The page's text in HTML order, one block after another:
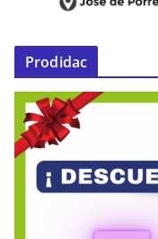
Prodidac